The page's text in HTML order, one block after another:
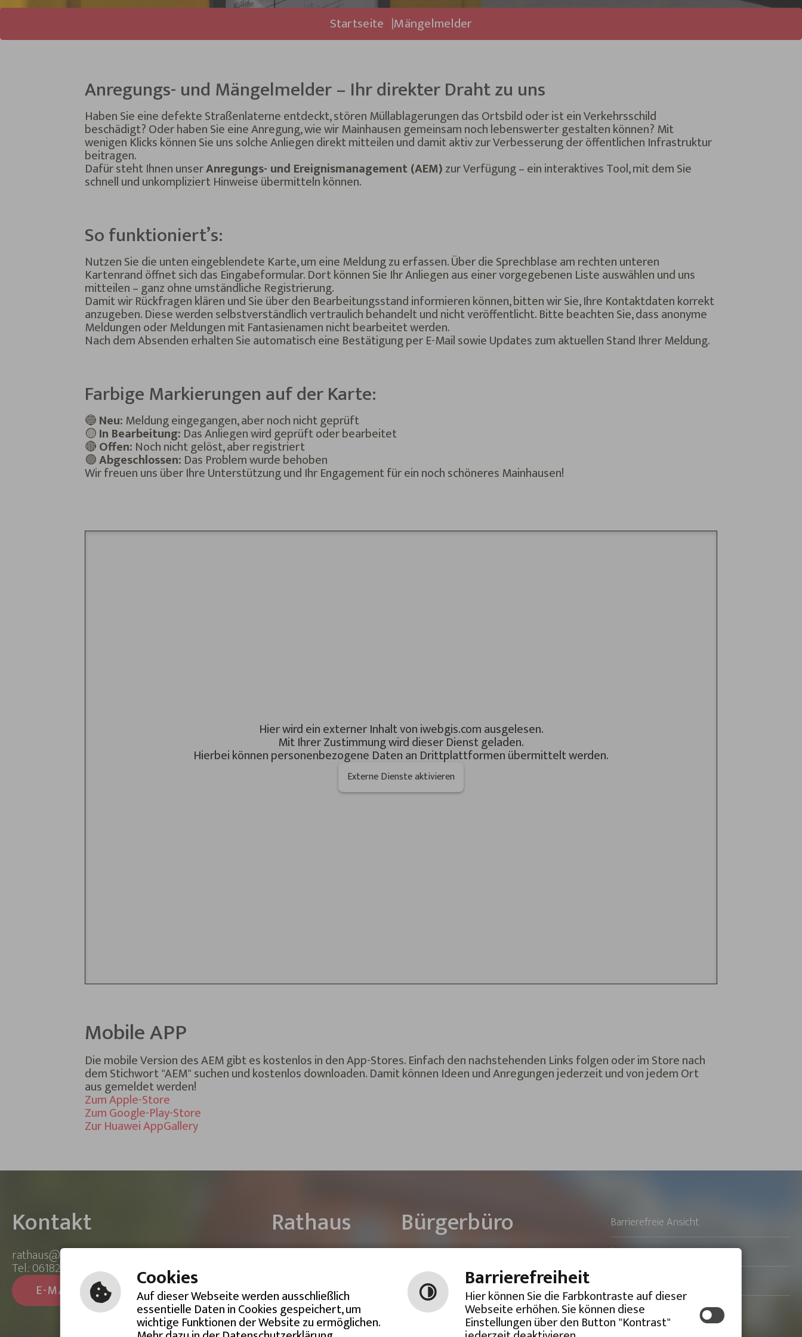
Sie sind hier: Startseite Mängelmelder
Anregungs- und Mängelmelder – Ihr direkter Draht zu uns
Haben Sie eine defekte Straßenlaterne entdeckt, stören Müllablagerungen das Ortsbild oder ist ein Verkehrsschild
beschädigt? Oder haben Sie eine Anregung, wie wir Mainhausen gemeinsam noch lebenswerter gestalten können? Mit
wenigen Klicks können Sie uns solche Anliegen direkt mitteilen und damit aktiv zur Verbesserung der öffentlichen Infrastruktur
beitragen.
Dafür steht Ihnen unserAnregungs- und Ereignismanagement (AEM)zur Verfügung – ein interaktives Tool, mit dem Sie
schnell und unkompliziert Hinweise übermitteln können.
So funktioniert’s:
Nutzen Sie die unten eingeblendete Karte, um eine Meldung zu erfassen. Über die Sprechblase am rechten unteren
Kartenrand öffnet sich das Eingabeformular. Dort können Sie Ihr Anliegen aus einer vorgegebenen Liste auswählen und uns
mitteilen – ganz ohne umständliche Registrierung.
Damit wir Rückfragen klären und Sie über den Bearbeitungsstand informieren können, bitten wir Sie, Ihre Kontaktdaten korrekt
anzugeben. Diese werden selbstverständlich vertraulich behandelt und nicht veröffentlicht. Bitte beachten Sie, dass anonyme
Meldungen oder Meldungen mit Fantasienamen nicht bearbeitet werden.
Nach dem Absenden erhalten Sie automatisch eine Bestätigung per E-Mail sowie Updates zum aktuellen Stand Ihrer Meldung.
Farbige Markierungen auf der Karte:
🔵Neu: Meldung eingegangen, aber noch nicht geprüft
🟡In Bearbeitung: Das Anliegen wird geprüft oder bearbeitet
🔴Offen: Noch nicht gelöst, aber registriert
🟢Abgeschlossen: Das Problem wurde behoben
Wir freuen uns über Ihre Unterstützung und Ihr Engagement für ein noch schöneres Mainhausen!
Hier wird ein externer Inhalt von iwebgis.com ausgelesen.
Mit Ihrer Zustimmung wird dieser Dienst geladen.
Hierbei können personenbezogene Daten an Drittplattformen übermittelt werden.
Externe Dienste aktivieren
Mobile APP
Die mobile Version des AEM gibt es kostenlos in den App-Stores. Einfach den nachstehenden Links folgen oder im Store nach
dem Stichwort "AEM" suchen und kostenlos downloaden. Damit können Ideen und Anregungen jederzeit und von jedem Ort
aus gemeldet werden!
Zum Apple-Store
Zum Google-Play-Store
Zur Huawei AppGallery
Kontakt
rathaus@mainhausen.de
Tel.: 06182 8900 0
E-MAIL SCHREIBEN
Rathaus
Rheinstraße 3
Bürgerbüro
Brüder-Grimm-Str. 25
63533 Mainhausen
ONLINE-TERMIN BUCHEN
Barrierefreie Ansicht
Impressum
Cookies
Auf dieser Webseite werden ausschließlich
essentielle Daten in Cookies gespeichert, um
wichtige Funktionen der Website zu ermöglichen.
Barrierefreiheit
Hier können Sie die Farbkontraste auf dieser
Webseite erhöhen. Sie können diese
Einstellungen über den Button "Kontrast"